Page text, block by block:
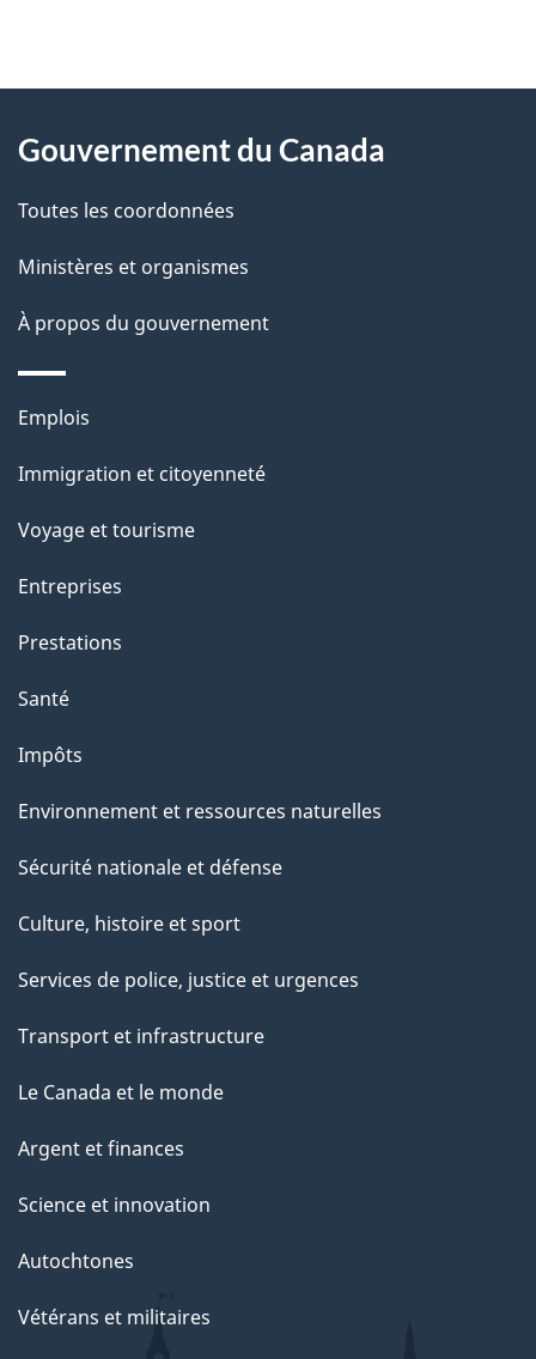
D
t
a
l
s
l
a
a
g
"
propos
ce
site
Gouvernement du Canada
Toutes les coordonnées
Ministères et organismes
À propos du gouvernement
Thèmes
sujets
Emplois
Immigration et citoyenneté
Voyage et tourisme
Entreprises
Prestations
Santé
Impôts
Environnement et ressources naturelles
Sécurité nationale et défense
Culture, histoire et sport
Services de police, justice et urgences
Transport et infrastructure
Le Canada et le monde
Argent et finances
Science et innovation
Autochtones
Vétérans et militaires